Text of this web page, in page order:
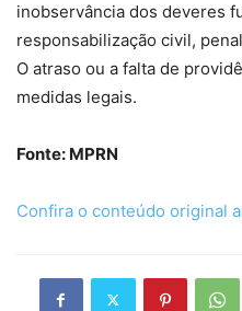
inobservância dos deveres
responsabilização civil,
O atraso ou a falta de
medidas legais.
Fonte: MPRN
Confira o conteúdo original